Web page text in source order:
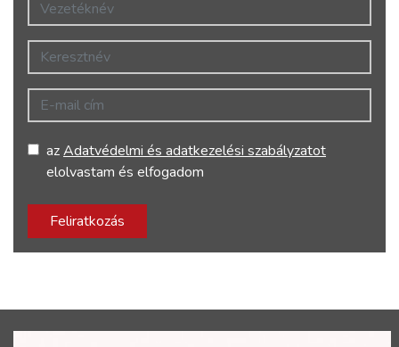
Keresztnév
E-mail cím
azAdatvédelmi és adatkezelési szabályzatot
elolvastam és elfogadom
Feliratkozás